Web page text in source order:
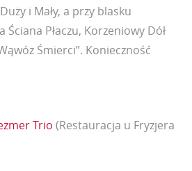
i Mały, a przy blasku
Płaczu, Korzeniowy Dół
Śmierci”. Konieczność
Trio (Restauracja u Fryzjera